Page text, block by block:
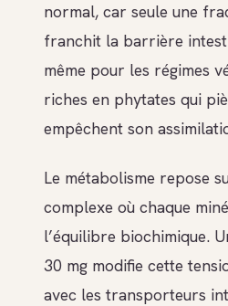
normal, car seule une
franchit la barrière
même pour les régimes
riches en phytates qui
empêchent son
Le métabolisme repose
complexe où chaque
l’équilibre biochimique.
30 mg modifie cette
avec les transporteurs